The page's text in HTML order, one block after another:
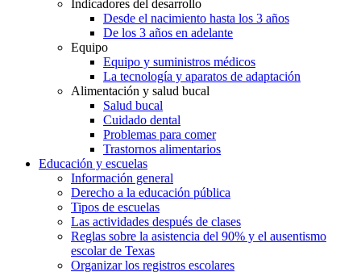
Indicadores del desarrollo
Desde el nacimiento hasta los 3 años
De los 3 años en adelante
Equipo
Equipo y suministros médicos
La tecnología y aparatos de adaptación
Alimentación y salud bucal
Salud bucal
Cuidado dental
Problemas para comer
Trastornos alimentarios
Educación y escuelas
Información general
Derecho a la educación pública
Tipos de escuelas
Las actividades después de clases
Reglas sobre la asistencia del 90% y el ausentismo
escolar de Texas
Organizar los registros escolares